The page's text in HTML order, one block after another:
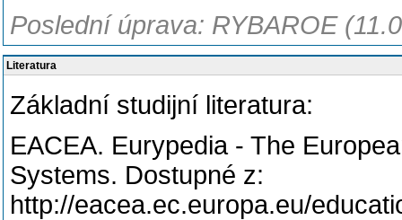
Poslední úprava: RYBAROE
Literatura
Základní studijní literatura:
EACEA. Eurypedia - The
Systems. Dostupné z:
http://eacea.ec.europa.eu/